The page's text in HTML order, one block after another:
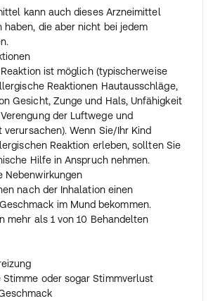
zerstört die Zellmembranen der
sie abgetötet werden.
Kind sich nicht sicher sind.
unter medizinischer Überwachung
Kinder im Alter ab 6 Jahren
sollte zweimal täglich mit dem
werden.
sollte ein Zeitraum von 12 Stunden
andere Behandlungen angewendet
werden sollten
andere Behandlungen für zystische
sollten Sie/Ihr Kind diese in der
anwenden:
Arzneimittel
sich die Reihenfolge Ihrer
Ihrem Arzt bestätigen lassen.
kann auch dieses Arzneimittel
haben, die aber nicht bei jedem
ist möglich (typischerweise
Reaktionen Hautausschläge,
Gesicht, Zunge und Hals, Unfähigkeit
der Luftwege und
verursachen). Wenn Sie/Ihr Kind
Reaktion erleben, sollten Sie
Hilfe in Anspruch nehmen.
Nebenwirkungen
nach der Inhalation einen
im Mund bekommen.
mehr als 1 von 10 Behandelten
Stimme oder sogar Stimmverlust